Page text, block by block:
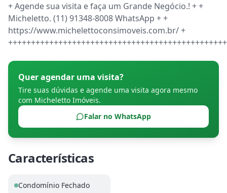
+ Agende sua visita e faça um Grande Negócio.! + +
Micheletto. (11) 91348-8008 WhatsApp + +
https://www.michelettoconsimoveis.com.br/ +
Quer agendar uma visita?
Tire suas dúvidas e agende uma visita agora mesmo
com Micheletto Imóveis.
Falar no WhatsApp
Características
Condomínio Fechado